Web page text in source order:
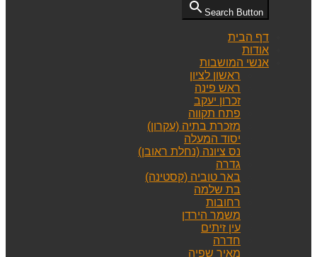
Search Button
דף הבית
אודות
אנשי המושבות
ראשון לציון
ראש פינה
זכרון יעקב
פתח תקווה
מזכרת בתיה (עקרון)
יסוד המעלה
נס ציונה (נחלת ראובן)
גדרה
באר טוביה (קסטינה)
בת שלמה
רחובות
משמר הירדן
עין זיתים
חדרה
מאיר שפיה